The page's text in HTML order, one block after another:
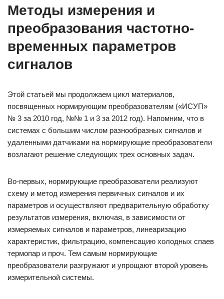
Методы измерения и
преобразования частотно-
временных параметров
сигналов
Этой статьей мы продолжаем цикл материалов,
посвященных нормирующим преобразователям («ИСУП»
№ 3 за 2010 год, №№ 1 и 3 за 2012 год). Напомним, что в
системах с большим числом разнообразных сигналов и
удаленными датчиками на нормирующие преобразователи
возлагают решение следующих трех основных задач.
Во-первых, нормирующие преобразователи реализуют
схему и метод измерения первичных сигналов и их
параметров и осуществляют предварительную обработку
результатов измерения, включая, в зависимости от
измеряемых сигналов и параметров, линеаризацию
характеристик, фильтрацию, компенсацию холодных спаев
термопар и проч. Тем самым нормирующие
преобразователи разгружают и упрощают второй уровень
измерительной системы.